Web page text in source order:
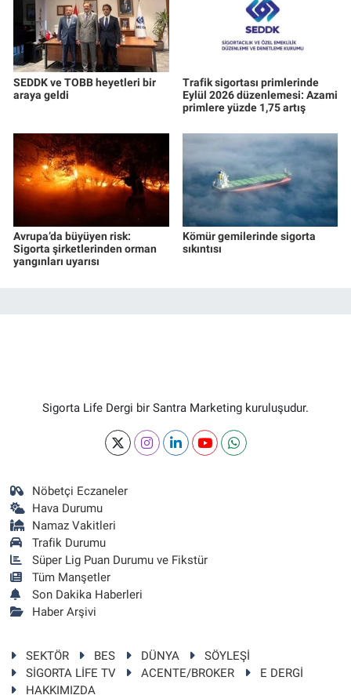
SEDDK ve TOBB heyetleri bir
araya geldi
Trafik sigortası primlerinde
Eylül 2026 düzenlemesi: Azami
primlere yüzde 1,75 artış
Avrupa’da büyüyen risk:
Sigorta şirketlerinden orman
yangınları uyarısı
Kömür gemilerinde sigorta
sıkıntısı
Sigorta Life Dergi bir Santra Marketing kuruluşudur.
Nöbetçi Eczaneler
Hava Durumu
Namaz Vakitleri
Trafik Durumu
Süper Lig Puan Durumu ve Fikstür
Tüm Manşetler
Son Dakika Haberleri
Haber Arşivi
SEKTÖR BES DÜNYA
SÖYLEŞİ
SİGORTA LİFE TV
ACENTE/BROKER
E DERGİ
HAKKIMIZDA